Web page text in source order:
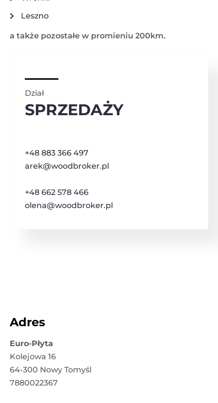
Leszno
a także pozostałe w promieniu 200km.
Dział
SPRZEDAŻY
+48 883 366 497
arek@woodbroker.pl
+48 662 578 466
olena@woodbroker.pl
Adres
Euro-Płyta
Kolejowa 16
64-300 Nowy Tomyśl
7880022367